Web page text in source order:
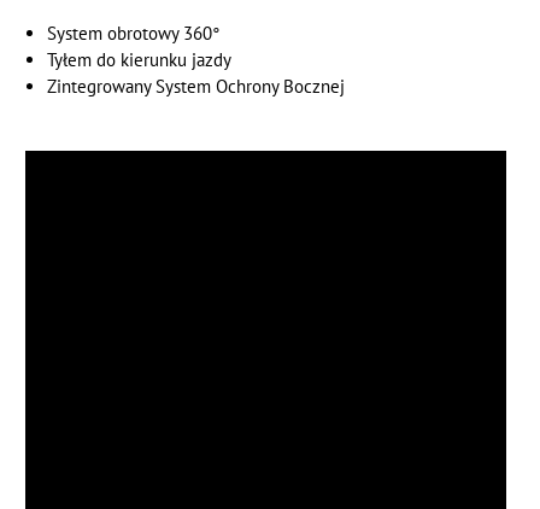
System obrotowy 360°
Tyłem do kierunku jazdy
Zintegrowany System Ochrony Bocznej